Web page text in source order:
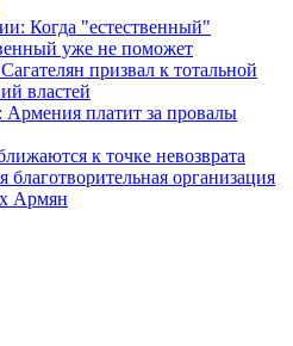
Когда "естественный"
уже не поможет
призвал к тотальной
властей
платит за провалы
к точке невозврата
организация
Армян